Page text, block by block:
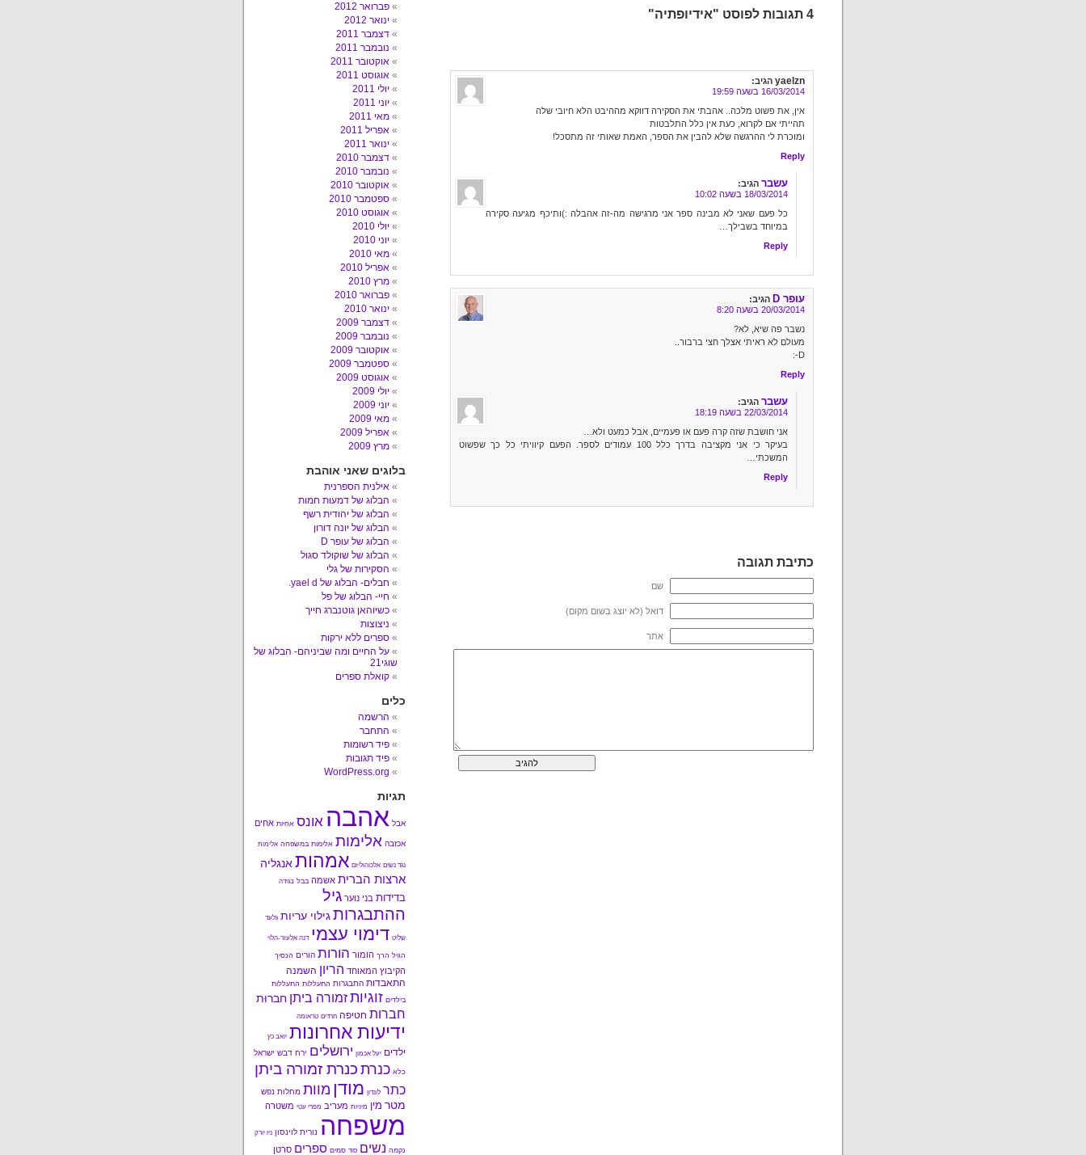
4 תגובות לפוסט "אידיופתיה"
yaelzn הגיב:
16/03/2014 בשעה 19:59
אין, את פשוט מלכה.. אהבתי את הסקירה דווקא מההיבט הלא חיובי שלה
תהייתי אם לקרוא, כעת אין כלל התלבטות
ומוכרת לי ההרגשה שלא להבין את הספר, האמת שאותי זה מתסכל!
Reply
עשבר הגיב:
18/03/2014 בשעה 10:02
כל פעם שאני לא מבינה ספר אני מרגישה מה-זה אהבלה :)ותיכף מגיעה סקירה
במיוחד בשבילך…
Reply
עופר D
הגיב:
20/03/2014 בשעה 8:20
נשבר פה שיא, לא?
מעולם לא ראיתי אצלך חצי ברבור..
D-:
Reply
עשבר הגיב:
22/03/2014 בשעה 18:19
אני חושבת שזה קרה פעם או פעמיים, אבל כמעט ולא…
בעיקר כי אני מקציבה בדרך כלל 100 עמודים לספר. הפעם קיוויתי כל כך שפשוט
המשכתי…
Reply
כתיבת תגובה
שם
דואל (לא יוצג בשום מקום)
אתר
פברואר 2012
ינואר 2012
דצמבר 2011
נובמבר 2011
אוקטובר 2011
אוגוסט 2011
יולי 2011
יוני 2011
מאי 2011
אפריל 2011
ינואר 2011
דצמבר 2010
נובמבר 2010
אוקטובר 2010
ספטמבר 2010
אוגוסט 2010
יולי 2010
יוני 2010
מאי 2010
אפריל 2010
מרץ 2010
פברואר 2010
ינואר 2010
דצמבר 2009
נובמבר 2009
אוקטובר 2009
ספטמבר 2009
אוגוסט 2009
יולי 2009
יוני 2009
מאי 2009
אפריל 2009
מרץ 2009
בלוגים שאני אוהבת
אילנית הספרנית
הבלוג של דמעות חמות
הבלוג של יהודית רשף
הבלוג של יונה דורון
הבלוג של עופר D
הבלוג של שוקולד סגול
הסקירות של גלי
חבלים- הבלוג של yael d.
חיי- הבלוג של פל
כשיוהאן גוטנברג חייך
ניצוצות
ספרים ללא ירקות
על החיים ומה שביניהם- הבלוג של
שוגי21
קואלת ספרים
כלים
הרשמה
התחבר
פיד רשומות
פיד תגובות
WordPress.org
תגיות
אבל אהבה אונס אחיות אחים
אכזבה אלימות אלימות במשפחה אלימות
נגד נשים אלכוהוליזם אמהותאנגליה
ארצות הברית אשמה בבל בגידה
בדידות בני נוער גיל
ההתבגרות גילוי עריות גלעד
שליט דימוי עצמי דנה אלעזר-הלוי
הגיל הרך הומור הורות הורים הנסיך
הקיבוץ המאוחד הריון השמנה
התאבדות התבגרות התעללות התעללות
בילדים זוגיותזמורה ביתן חברוּת
חברות חטיפה חרדים טראומה
ידיעות אחרונות יואב כץ
ילדים יעל אכמון ירושלים ירח דבש ישראל
כלא כנרת כנרת זמורה ביתן
כתר לונדון מודן מוות מחלות נפש
מטר מין מיניות מעריב מפרי עטי משטרה
משפחה נורית לוינסון ניו יורק
נקמה נשים סוד סמים ספרים סרטן